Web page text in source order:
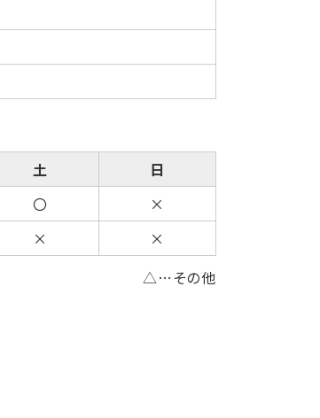
土
日
〇
×
×
×
△…その他